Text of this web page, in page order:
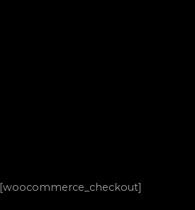
[woocommerce_checkout]